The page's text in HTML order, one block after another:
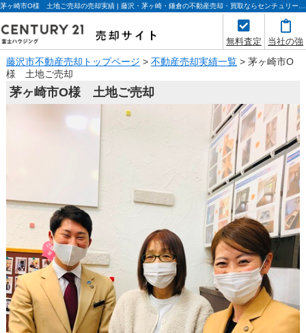
無料査定
当社の強
藤沢市不動産売却トップページ > 不動産売却実績一覧> 茅ヶ崎市O
様 土地ご売却
茅ヶ崎市O様 土地ご売却